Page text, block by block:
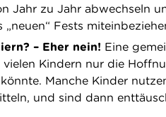
Jahr zu Jahr abwechseln
„neuen“ Fests
– Eher nein! Eine
Kindern nur die
Manche Kinder
und sind dann